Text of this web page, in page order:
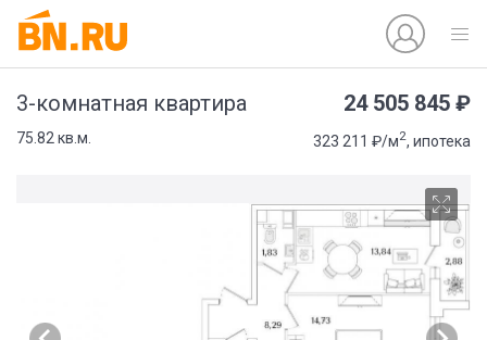
3-комнатная квартира 24 505 845 ₽
75.82 кв.м. 323 211 ₽/м2, ипотека